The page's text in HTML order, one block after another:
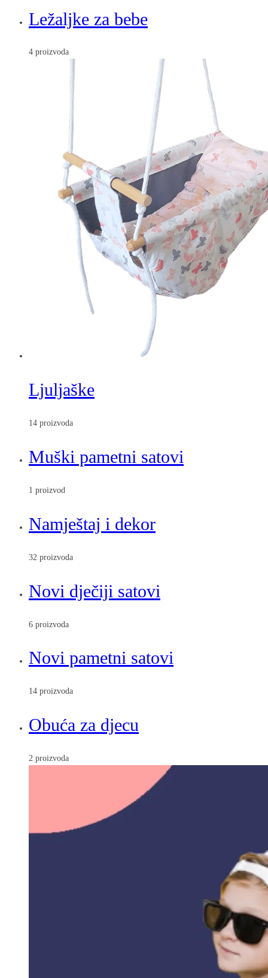
Ležaljke za bebe
4 proizvoda
Ljuljaške
14 proizvoda
Muški pametni satovi
1 proizvod
Namještaj i dekor
32 proizvoda
Novi dječiji satovi
6 proizvoda
Novi pametni satovi
14 proizvoda
Obuća za djecu
2 proizvoda